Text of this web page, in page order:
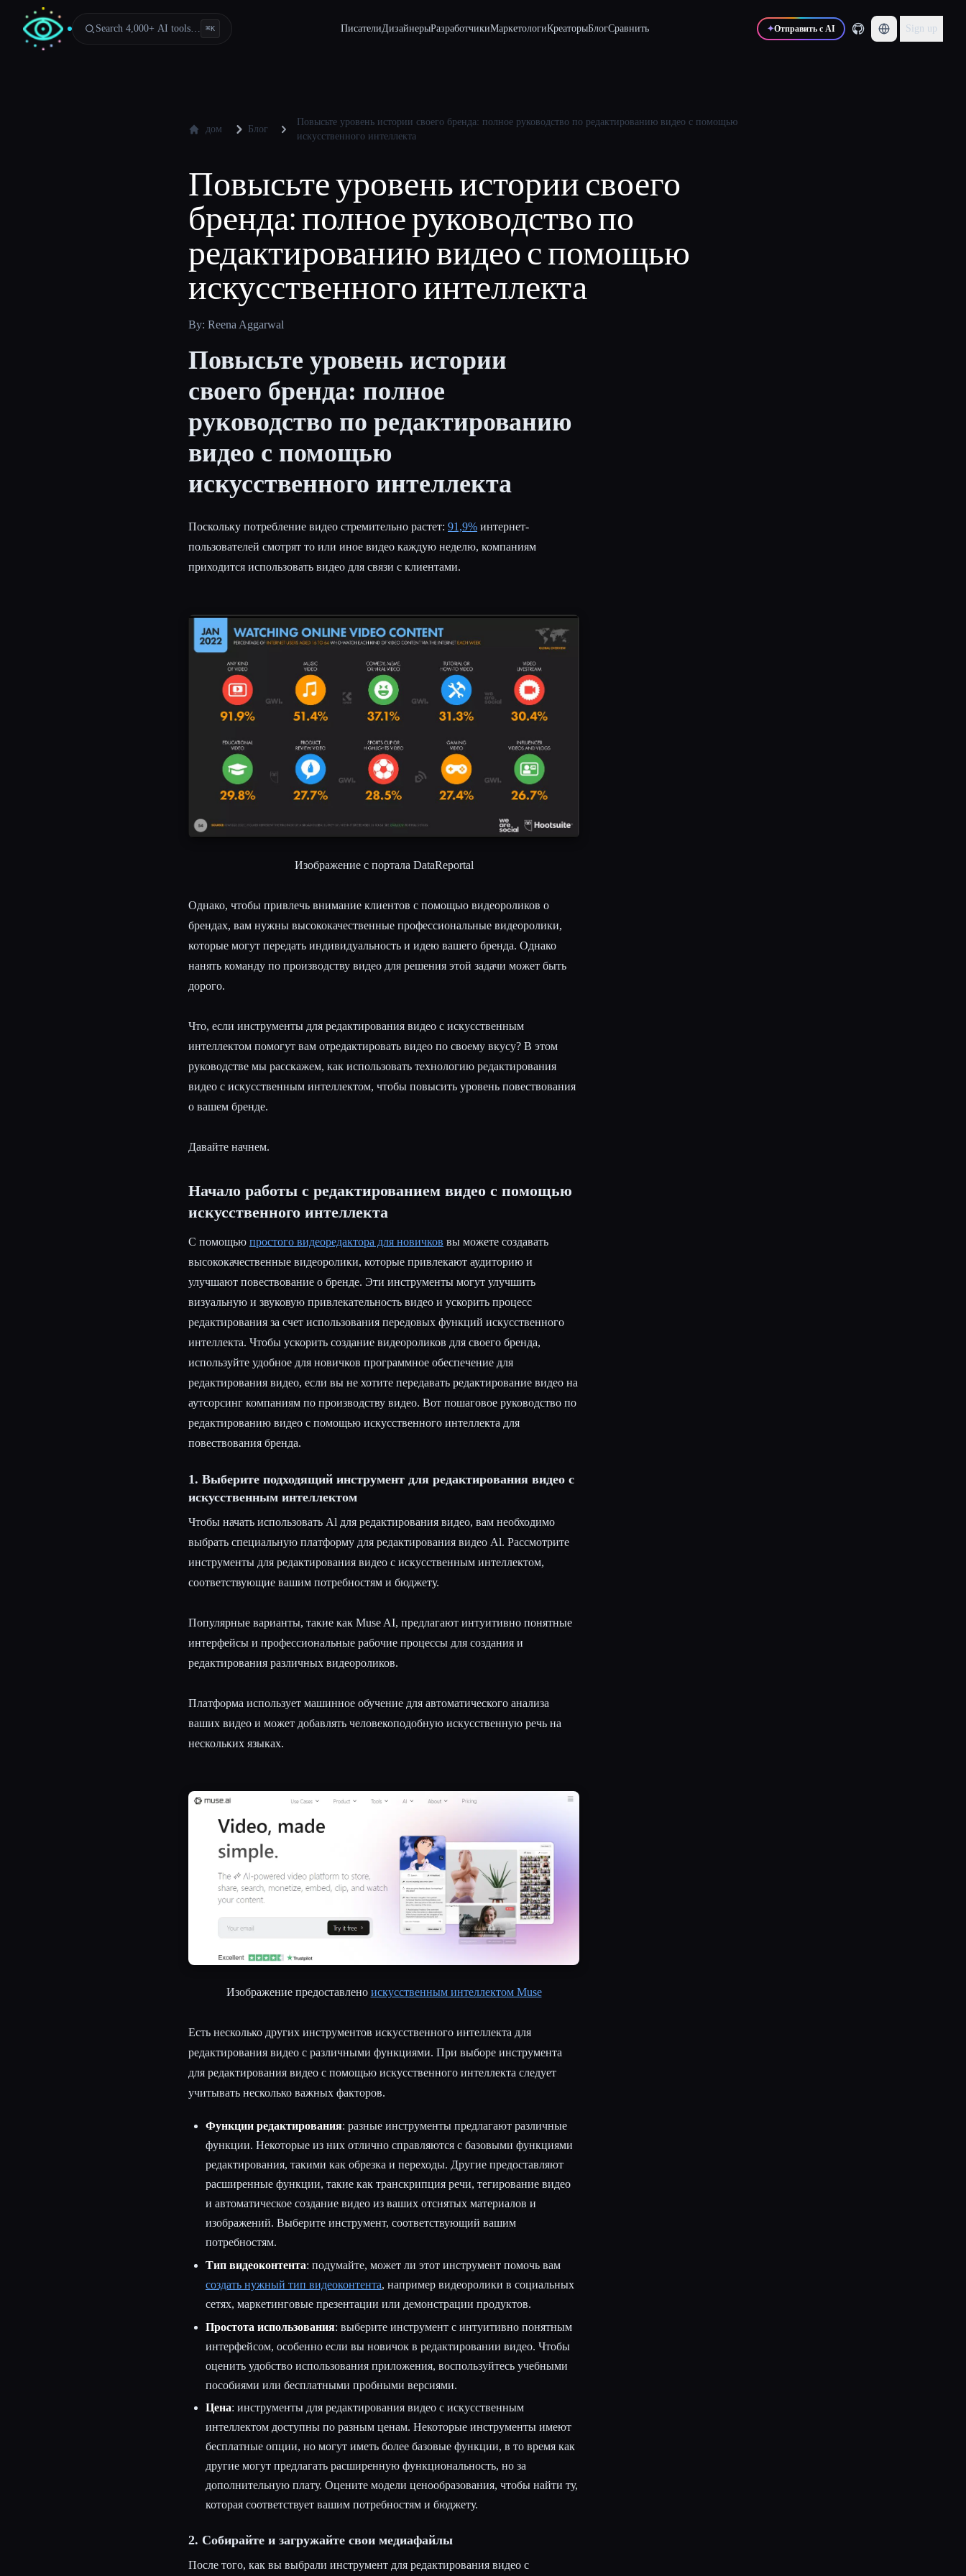
Search 4,000+ AI tools… ⌘K ПисателиДизайнерыРазработчикиМаркетологиКреаторыБлогСравнить ✦Отправить с AI Sign up
дом Блог
Повысьте уровень истории своего бренда: полное руководство по редактированию видео с помощью
искусственного интеллекта
Повысьте уровень истории своего
бренда: полное руководство по
редактированию видео с помощью
искусственного интеллекта
By: Reena Aggarwal
Повысьте уровень истории
своего бренда: полное
руководство по редактированию
видео с помощью
искусственного интеллекта
Поскольку потребление видео стремительно растет: 91,9% интернет-
пользователей смотрят то или иное видео каждую неделю, компаниям
приходится использовать видео для связи с клиентами.
Изображение с портала DataReportal
Однако, чтобы привлечь внимание клиентов с помощью видеороликов о
брендах, вам нужны высококачественные профессиональные видеоролики,
которые могут передать индивидуальность и идею вашего бренда. Однако
нанять команду по производству видео для решения этой задачи может быть
дорого.
Что, если инструменты для редактирования видео с искусственным
интеллектом помогут вам отредактировать видео по своему вкусу? В этом
руководстве мы расскажем, как использовать технологию редактирования
видео с искусственным интеллектом, чтобы повысить уровень повествования
о вашем бренде.
Давайте начнем.
Начало работы с редактированием видео с помощью
искусственного интеллекта
С помощью простого видеоредактора для новичков вы можете создавать
высококачественные видеоролики, которые привлекают аудиторию и
улучшают повествование о бренде. Эти инструменты могут улучшить
визуальную и звуковую привлекательность видео и ускорить процесс
редактирования за счет использования передовых функций искусственного
интеллекта. Чтобы ускорить создание видеороликов для своего бренда,
используйте удобное для новичков программное обеспечение для
редактирования видео, если вы не хотите передавать редактирование видео на
аутсорсинг компаниям по производству видео. Вот пошаговое руководство по
редактированию видео с помощью искусственного интеллекта для
повествования бренда.
1. Выберите подходящий инструмент для редактирования видео с
искусственным интеллектом
Чтобы начать использовать Al для редактирования видео, вам необходимо
выбрать специальную платформу для редактирования видео Al. Рассмотрите
инструменты для редактирования видео с искусственным интеллектом,
соответствующие вашим потребностям и бюджету.
Популярные варианты, такие как Muse AI, предлагают интуитивно понятные
интерфейсы и профессиональные рабочие процессы для создания и
редактирования различных видеороликов.
Платформа использует машинное обучение для автоматического анализа
ваших видео и может добавлять человекоподобную искусственную речь на
нескольких языках.
Изображение предоставлено искусственным интеллектом Muse
Есть несколько других инструментов искусственного интеллекта для
редактирования видео с различными функциями. При выборе инструмента
для редактирования видео с помощью искусственного интеллекта следует
учитывать несколько важных факторов.
Функции редактирования: разные инструменты предлагают различные
функции. Некоторые из них отлично справляются с базовыми функциями
редактирования, такими как обрезка и переходы. Другие предоставляют
расширенные функции, такие как транскрипция речи, тегирование видео
и автоматическое создание видео из ваших отснятых материалов и
изображений. Выберите инструмент, соответствующий вашим
потребностям.
Тип видеоконтента: подумайте, может ли этот инструмент помочь вам
создать нужный тип видеоконтента, например видеоролики в социальных
сетях, маркетинговые презентации или демонстрации продуктов.
Простота использования: выберите инструмент с интуитивно понятным
интерфейсом, особенно если вы новичок в редактировании видео. Чтобы
оценить удобство использования приложения, воспользуйтесь учебными
пособиями или бесплатными пробными версиями.
Цена: инструменты для редактирования видео с искусственным
интеллектом доступны по разным ценам. Некоторые инструменты имеют
бесплатные опции, но могут иметь более базовые функции, в то время как
другие могут предлагать расширенную функциональность, но за
дополнительную плату. Оцените модели ценообразования, чтобы найти ту,
которая соответствует вашим потребностям и бюджету.
2. Собирайте и загружайте свои медиафайлы
После того, как вы выбрали инструмент для редактирования видео с